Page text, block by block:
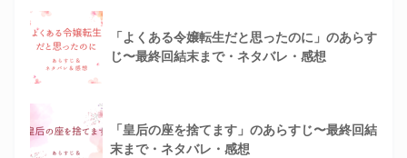
「よくある令嬢転生だと思ったのに」のあらす
じ〜最終回結末まで・ネタバレ・感想
「皇后の座を捨てます」のあらすじ〜最終回結
末まで・ネタバレ・感想